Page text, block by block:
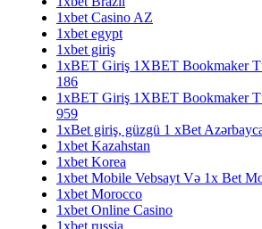
1xbet Casino AZ
1xbet egypt
1xbet giriş
1xBET Giriş 1XBET Bookmaker
186
1xBET Giriş 1XBET Bookmaker
959
1xBet giriş, güzgü 1 xBet
1xbet Kazahstan
1xbet Korea
1xbet Mobile Vebsayt Və 1x Bet
1xbet Morocco
1xbet Online Casino
1xbet russia